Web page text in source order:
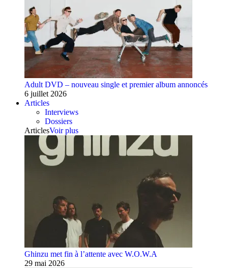
Adult DVD – nouveau single et premier album annoncés
6 juillet 2026
Articles
Interviews
Dossiers
ArticlesVoir plus
Ghinzu met fin à l’attente avec W.O.W.A
29 mai 2026